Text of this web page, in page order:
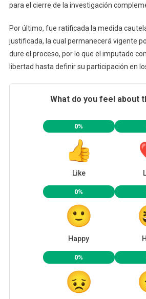
para el cierre de la investigación
Por último, fue ratificada la medida
justificada, la cual permanecerá vigente
dure el proceso, por lo que el imputado
libertad hasta definir su participación en
What do you feel about
0%
Like
0%
Happy
0%